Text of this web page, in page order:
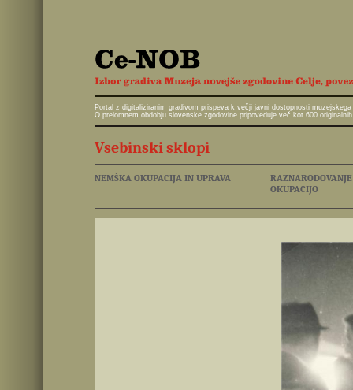
Portal z digitaliziranim gradivom prispeva k večji javni dostopnosti
O prelomnem obdobju slovenske zgodovine pripoveduje več kot 600
Vsebinski sklopi
NEMŠKA OKUPACIJA IN UPRAVA
OKUPACIJO